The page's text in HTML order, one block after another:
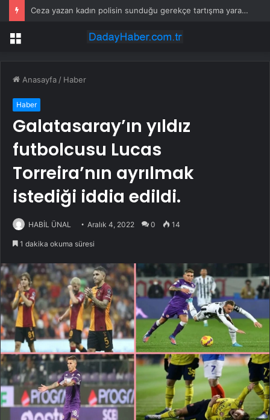
Ceza yazan kadın polisin sunduğu gerekçe tartışma yarattı
Menü
Anasayfa / Haber
Haber
Galatasaray’ın yıldız
futbolcusu Lucas
Torreira’nın ayrılmak
istediği iddia edildi.
HABİL ÜNAL Aralık 4, 2022 0 14
1 dakika okuma süresi